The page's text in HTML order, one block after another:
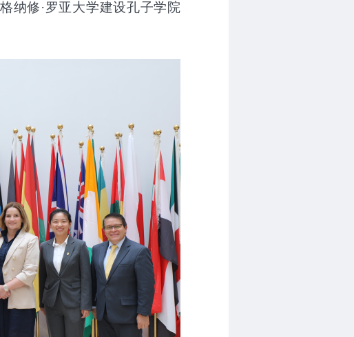
纳修·罗亚大学建设孔子学院